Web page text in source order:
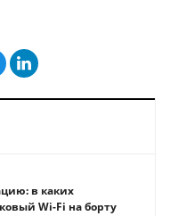
с плеча и наладить
перевезли 6,9
в каких
Wi-Fi на борту